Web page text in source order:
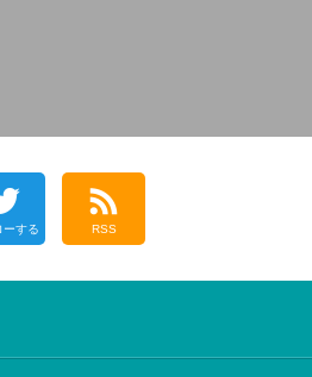
ーする RSS